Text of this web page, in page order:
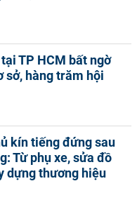
TP HCM bất ngờ
sở, hàng trăm hội
kín tiếng đứng sau
Từ phụ xe, sửa đồ
dựng thương hiệu